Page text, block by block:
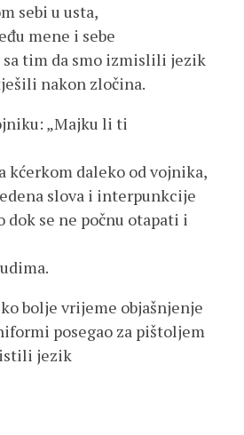
sebi u usta,
mene i sebe
tim da smo izmislili jezik
nakon zločina.
„Majku li ti
kćerkom daleko od vojnika,
slova i interpunkcije
se ne počnu otapati i
bolje vrijeme objašnjenje
posegao za pištoljem
jezik